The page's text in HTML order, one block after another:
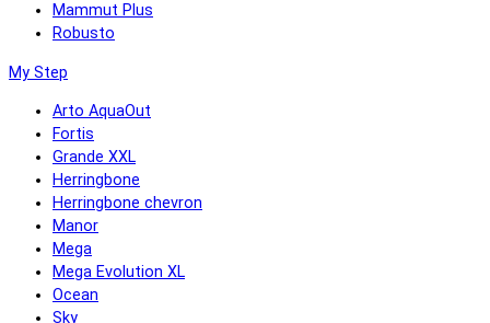
Mammut Plus
Robusto
My Step
Arto AquaOut
Fortis
Grande XXL
Herringbone
Herringbone chevron
Manor
Mega
Mega Evolution XL
Ocean
Sky